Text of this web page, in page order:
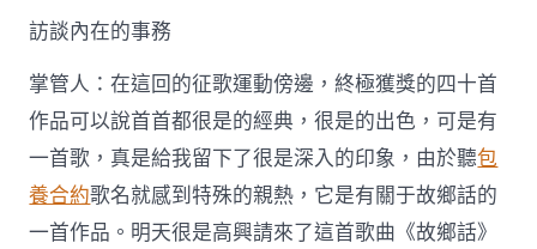
訪談內在的事務
掌管人：在這回的征歌運動傍邊，終極獲獎的四十首
作品可以說首首都很是的經典，很是的出色，可是有
一首歌，真是給我留下了很是深入的印象，由於聽包
養合約歌名就感到特殊的親熱，它是有關于故鄉話的
一首作品。明天很是高興請來了這首歌曲《故鄉話》